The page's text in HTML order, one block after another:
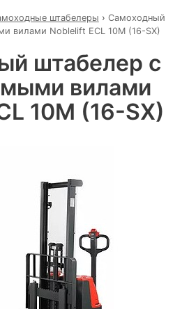
штабелеры › Самоходный
вилами Noblelift ECL 10M (16-SX)
штабелер с
вилами
10M (16-SX)